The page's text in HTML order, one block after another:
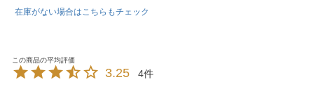
在庫がない場合はこちらもチェック
3.25 4